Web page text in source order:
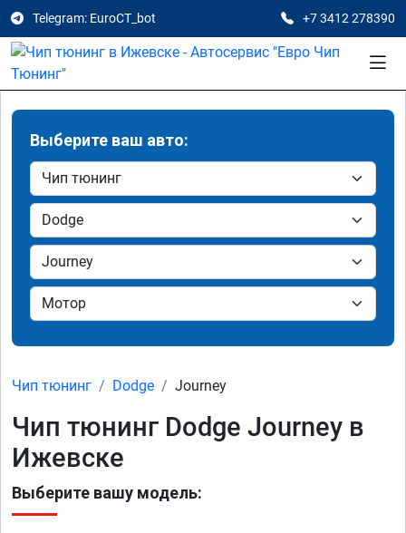
Telegram: EuroCT_bot +7 3412 278390
Выберите ваш авто:
Чип тюнинг Dodge Journey
Чип тюнинг Dodge Journey в
Ижевске
Выберите вашу модель: